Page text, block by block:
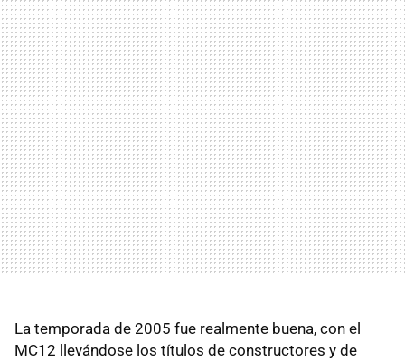
La temporada de 2005 fue realmente buena, con el
MC12 llevándose los títulos de constructores y de